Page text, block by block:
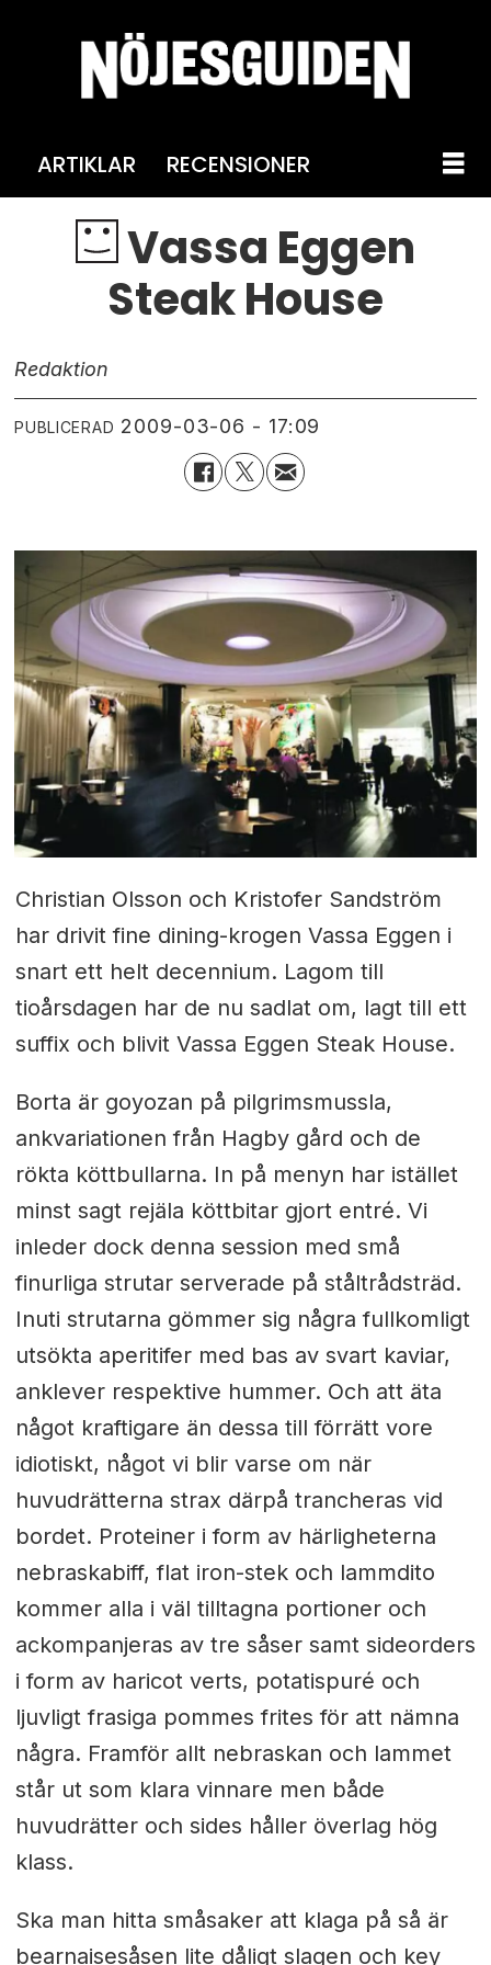
ARTIKLAR RECENSIONER
Vassa Eggen
Steak House
Redaktion
PUBLICERAD 2009-03-06 - 17:09
Christian Olsson och Kristofer Sandström
har drivit fine dining-krogen Vassa Eggen i
snart ett helt decennium. Lagom till
tioårsdagen har de nu sadlat om, lagt till ett
suffix och blivit Vassa Eggen Steak House.
Borta är goyozan på pilgrimsmussla,
ankvariationen från Hagby gård och de
rökta köttbullarna. In på menyn har istället
minst sagt rejäla köttbitar gjort entré. Vi
inleder dock denna session med små
finurliga strutar serverade på ståltrådsträd.
Inuti strutarna gömmer sig några fullkomligt
utsökta aperitifer med bas av svart kaviar,
anklever respektive hummer. Och att äta
något kraftigare än dessa till förrätt vore
idiotiskt, något vi blir varse om när
huvudrätterna strax därpå trancheras vid
bordet. Proteiner i form av härligheterna
nebraskabiff, flat iron-stek och lammdito
kommer alla i väl tilltagna portioner och
ackompanjeras av tre såser samt sideorders
i form av haricot verts, potatispuré och
ljuvligt frasiga pommes frites för att nämna
några. Framför allt nebraskan och lammet
står ut som klara vinnare men både
huvudrätter och sides håller överlag hög
klass.
Ska man hitta småsaker att klaga på så är
bearnaisesåsen lite dåligt slagen och key